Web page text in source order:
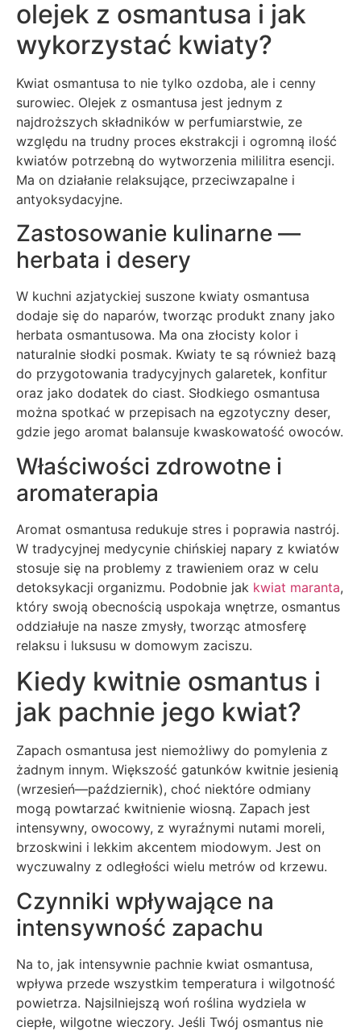
olejek z osmantusa i jak
wykorzystać kwiaty?
Kwiat osmantusa to nie tylko ozdoba, ale i cenny
surowiec. Olejek z osmantusa jest jednym z
najdroższych składników w perfumiarstwie, ze
względu na trudny proces ekstrakcji i ogromną ilość
kwiatów potrzebną do wytworzenia mililitra esencji.
Ma on działanie relaksujące, przeciwzapalne i
antyoksydacyjne.
Zastosowanie kulinarne —
herbata i desery
W kuchni azjatyckiej suszone kwiaty osmantusa
dodaje się do naparów, tworząc produkt znany jako
herbata osmantusowa. Ma ona złocisty kolor i
naturalnie słodki posmak. Kwiaty te są również bazą
do przygotowania tradycyjnych galaretek, konfitur
oraz jako dodatek do ciast. Słodkiego osmantusa
można spotkać w przepisach na egzotyczny deser,
gdzie jego aromat balansuje kwaskowatość owoców.
Właściwości zdrowotne i
aromaterapia
Aromat osmantusa redukuje stres i poprawia nastrój.
W tradycyjnej medycynie chińskiej napary z kwiatów
stosuje się na problemy z trawieniem oraz w celu
detoksykacji organizmu. Podobnie jak kwiat maranta,
który swoją obecnością uspokaja wnętrze, osmantus
oddziałuje na nasze zmysły, tworząc atmosferę
relaksu i luksusu w domowym zaciszu.
Kiedy kwitnie osmantus i
jak pachnie jego kwiat?
Zapach osmantusa jest niemożliwy do pomylenia z
żadnym innym. Większość gatunków kwitnie jesienią
(wrzesień—październik), choć niektóre odmiany
mogą powtarzać kwitnienie wiosną. Zapach jest
intensywny, owocowy, z wyraźnymi nutami moreli,
brzoskwini i lekkim akcentem miodowym. Jest on
wyczuwalny z odległości wielu metrów od krzewu.
Czynniki wpływające na
intensywność zapachu
Na to, jak intensywnie pachnie kwiat osmantusa,
wpływa przede wszystkim temperatura i wilgotność
powietrza. Najsilniejszą woń roślina wydziela w
ciepłe, wilgotne wieczory. Jeśli Twój osmantus nie